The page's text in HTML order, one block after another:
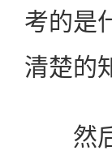
考的是
清楚的
然后